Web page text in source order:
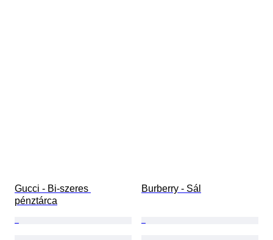
Gucci - Bi-szeres
pénztárca
Burberry - Sál